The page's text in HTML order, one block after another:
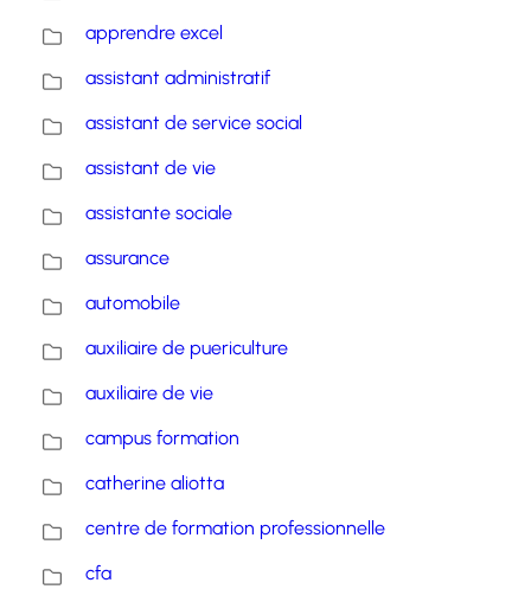
apprendre excel
assistant administratif
assistant de service social
assistant de vie
assistante sociale
assurance
automobile
auxiliaire de puericulture
auxiliaire de vie
campus formation
catherine aliotta
centre de formation professionnelle
cfa